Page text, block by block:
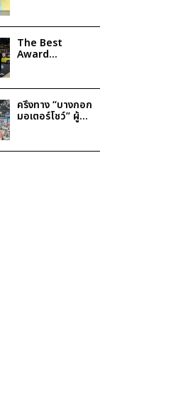
The Best
Award
Motor Show
2025
ครึ่งทาง “บางกอก
มอเตอร์โชว์” ผู้
จองโต 29%